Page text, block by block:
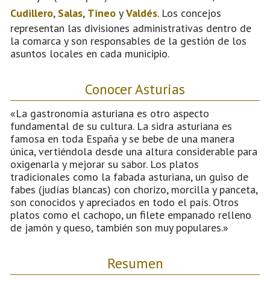
Cudillero, Salas, Tineo yValdés. Los concejos
representan las divisiones administrativas dentro de
la comarca y son responsables de la gestión de los
asuntos locales en cada municipio.
Conocer Asturias
«La gastronomía asturiana es otro aspecto
fundamental de su cultura. La sidra asturiana es
famosa en toda España y se bebe de una manera
única, vertiéndola desde una altura considerable para
oxigenarla y mejorar su sabor. Los platos
tradicionales como la fabada asturiana, un guiso de
fabes (judías blancas) con chorizo, morcilla y panceta,
son conocidos y apreciados en todo el país. Otros
platos como el cachopo, un filete empanado relleno
de jamón y queso, también son muy populares.»
Resumen